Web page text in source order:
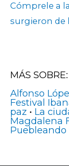
Cómprele a
surgieron de
MÁS SOBRE:
Alfonso
Festival
paz • La
Magdalena